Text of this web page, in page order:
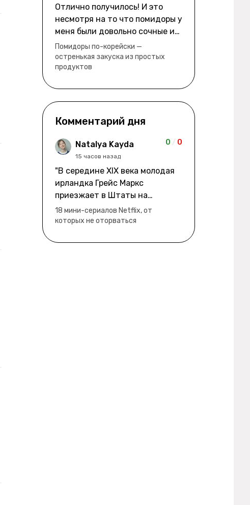
уже другую модель т.к та была
старая и пароль я от него
забыл
Отлично получилось! И это
несмотря на то что помидоры у
меня были довольно сочные и
водянистые. Ну, зато теперь
полно острой салатной жижи ))
Помидоры по-корейски —
остренькая закуска из простых
продуктов
Комментарий дня
Natalya Kayda
15 часов назад
0 / 0
"В середине XIX века молодая
ирландка Грейс Маркс
приезжает в Штаты на
заработки" не на заработки -
она иммигрирует с семьей и не
сексом ради удовольствия, а
18 мини-сериалов Netflix, от
которых не оторваться